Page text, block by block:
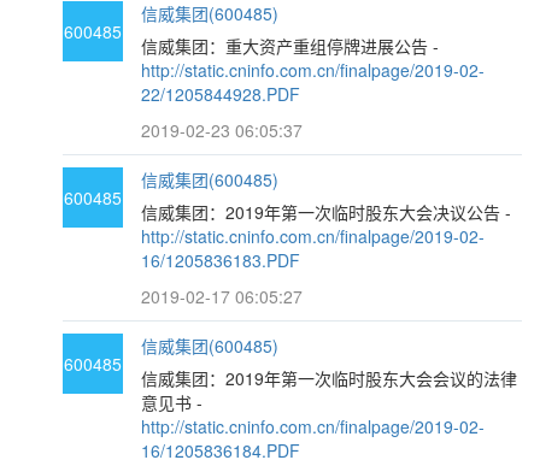
600485
信威集团(600485)
信威集团：重大资产重组停牌进展公告 -
http://static.cninfo.com.cn/finalpage/2019-02-
22/1205844928.PDF
2019-02-23 06:05:37
600485
信威集团(600485)
信威集团：2019年第一次临时股东大会决议公告 -
http://static.cninfo.com.cn/finalpage/2019-02-
16/1205836183.PDF
2019-02-17 06:05:27
600485
信威集团(600485)
信威集团：2019年第一次临时股东大会会议的法律
意见书 -
http://static.cninfo.com.cn/finalpage/2019-02-
16/1205836184.PDF